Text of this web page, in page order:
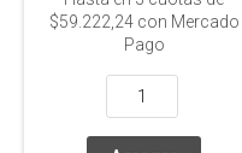
$59.222,24con Mercado
Pago